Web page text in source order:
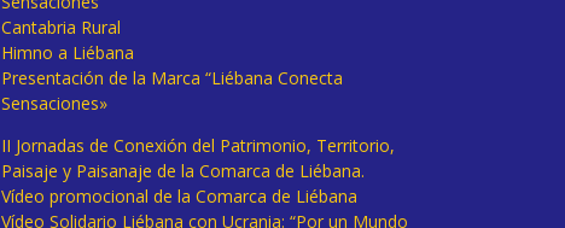
Cantabria Rural
Himno a Liébana
Presentación de la Marca “Liébana Conecta
Sensaciones»
II Jornadas de Conexión del Patrimonio, Territorio,
Paisaje y Paisanaje de la Comarca de Liébana.
Vídeo promocional de la Comarca de Liébana
Vídeo Solidario Liébana con Ucrania: “Por un Mundo